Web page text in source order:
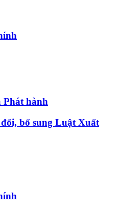
Phát hành
bổ sung Luật Xuất